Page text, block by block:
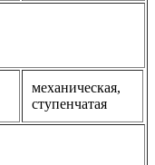
механическая,
ступенчатая